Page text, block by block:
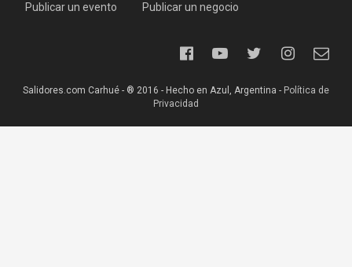
Publicar un evento Publicar un negocio
Salidores.com Carhué - ® 2016 - Hecho en Azul, Argentina - Política de
Privacidad